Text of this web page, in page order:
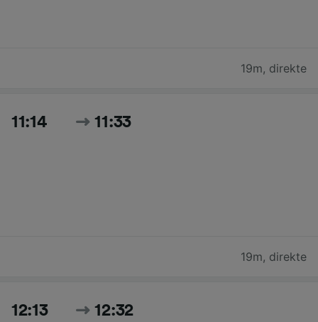
19m, direkte
11:14 11:33
19m, direkte
12:13 12:32